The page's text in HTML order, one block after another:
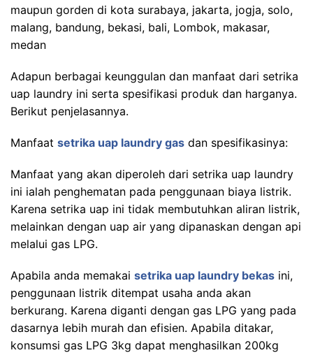
maupun gorden di kota surabaya, jakarta, jogja, solo,
malang, bandung, bekasi, bali, Lombok, makasar,
medan
Adapun berbagai keunggulan dan manfaat dari setrika
uap laundry ini serta spesifikasi produk dan harganya.
Berikut penjelasannya.
Manfaat setrika uap laundry gas dan spesifikasinya:
Manfaat yang akan diperoleh dari setrika uap laundry
ini ialah penghematan pada penggunaan biaya listrik.
Karena setrika uap ini tidak membutuhkan aliran listrik,
melainkan dengan uap air yang dipanaskan dengan api
melalui gas LPG.
Apabila anda memakai setrika uap laundry bekas ini,
penggunaan listrik ditempat usaha anda akan
berkurang. Karena diganti dengan gas LPG yang pada
dasarnya lebih murah dan efisien. Apabila ditakar,
konsumsi gas LPG 3kg dapat menghasilkan 200kg